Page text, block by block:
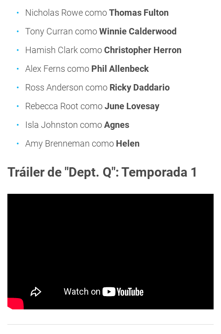
Nicholas Rowe comoThomas Fulton
Tony Curran comoWinnie Calderwood
Hamish Clark comoChristopher Herron
Alex Ferns como Phil Allenbeck
Ross Anderson como Ricky Daddario
Rebecca Root comoJune Lovesay
Isla Johnston comoAgnes
Amy Brenneman como Helen
Tráiler de "Dept. Q": Temporada 1